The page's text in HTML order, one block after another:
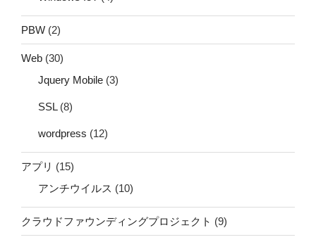
PBW (2)
Web (30)
Jquery Mobile (3)
SSL(8)
wordpress (12)
アプリ (15)
アンチウイルス (10)
クラウドファウンディングプロジェクト (9)